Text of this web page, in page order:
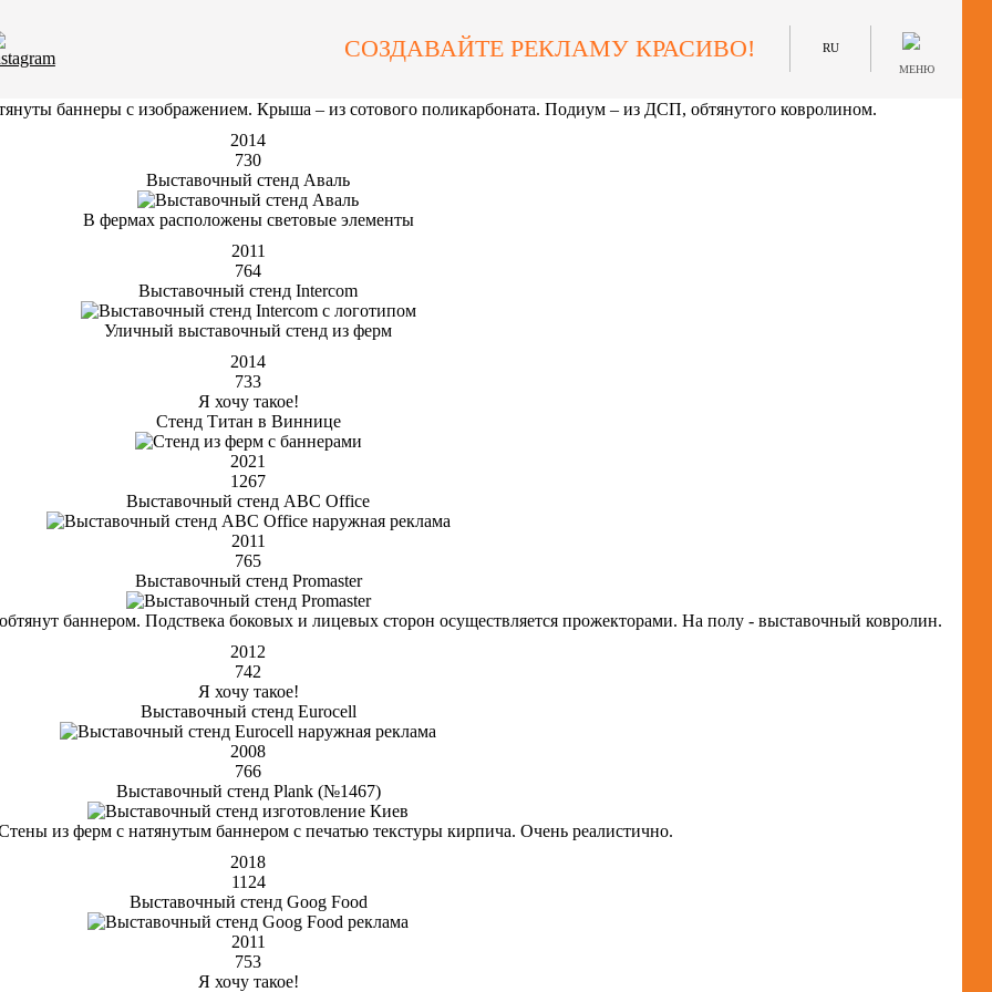
МЕНЮ
RU
СОЗДАВАЙТЕ РЕКЛАМУ КРАСИВО!
прочные выставочные стенды, изготавливать подвесные конструкции, конструировать подиумы под автомобили и т.п.
уличную конструкцию без риска, что ее унесет любой более-менее сильный порыв ветра.(Больше информации...)
баннеры с изображением. Крыша – из сотового поликарбоната. Подиум – из ДСП, обтянутого ковролином.
2014
730
Выставочный стенд Аваль
В фермах расположены световые элементы
2011
764
Выставочный стенд Intercom
Уличный выставочный стенд из ферм
2014
733
Я хочу такое!
Стенд Титан в Виннице
2021
1267
Выставочный стенд ABC Office
2011
765
Выставочный стенд Promaster
баннером. Подствека боковых и лицевых сторон осуществляется прожекторами. На полу - выставочный ковролин.
2012
742
Я хочу такое!
Выставочный стенд Eurocell
2008
766
Выставочный стенд Plank (№1467)
из ферм с натянутым баннером с печатью текстуры кирпича. Очень реалистично.
2018
1124
Выставочный стенд Goog Food
2011
753
Я хочу такое!